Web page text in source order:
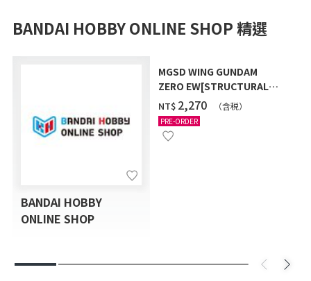
BANDAI HOBBY ONLINE SHOP 精選
BANDAI HOBBY
ONLINE SHOP
MGSD WING GUNDAM
ZERO EW[STRUCTURAL
COATING/BLACK] [2026年
12月發送]
NT$ ‌2,270 （含税）
PRE-ORDER